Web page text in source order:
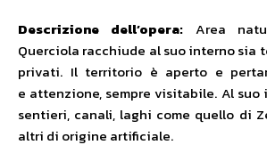
Descrizione dell’opera: Area
Querciola racchiude al suo interno sia
privati. Il territorio è aperto e
e attenzione, sempre visitabile. Al suo
sentieri, canali, laghi come quello di
altri di origine artificiale.